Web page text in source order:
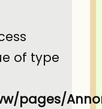
of type
pages/